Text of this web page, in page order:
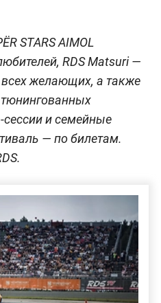
STARS AIMOL
RDS Matsuri —
желающих, а также
и семейные
— по билетам.